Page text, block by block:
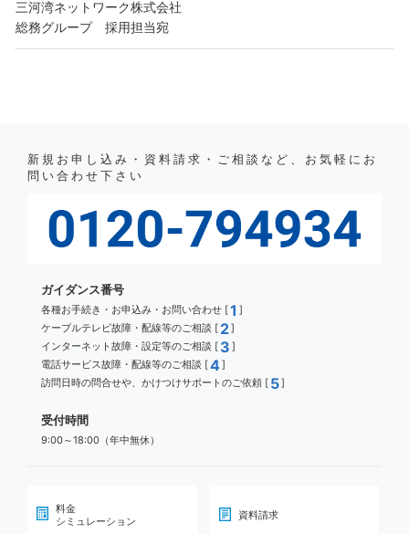
三河湾ネットワーク株式会社
総務グループ 採用担当宛
新規お申し込み・資料請求・ご相談など、お気軽にお
問い合わせ下さい
ガイダンス番号
各種お手続き・お申込み・お問い合わせ [1 ]
ケーブルテレビ故障・配線等のご相談 [ 2]
インターネット故障・設定等のご相談 [ 3 ]
電話サービス故障・配線等のご相談 [4]
訪問日時の問合せや、かけつけサポートのご依頼 [ 5]
受付時間
9:00～18:00（年中無休）
料金
シミュレーション
資料請求